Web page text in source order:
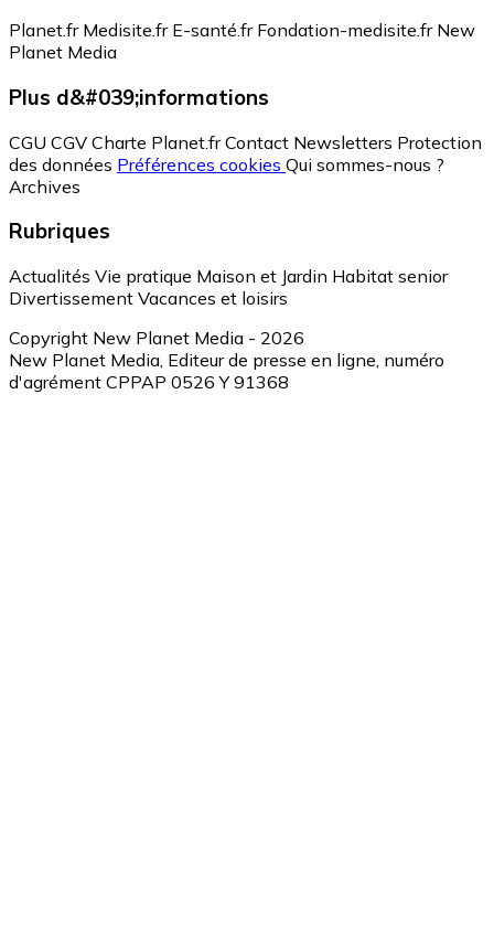
Planet.fr Medisite.fr E-santé.fr Fondation-medisite.fr New
Planet Media
Plus d&#039;informations
CGU CGV Charte Planet.fr Contact Newsletters Protection
des données Préférences cookies Qui sommes-nous ?
Archives
Rubriques
Actualités Vie pratique Maison et Jardin Habitat senior
Divertissement Vacances et loisirs
Copyright New Planet Media - 2026
New Planet Media, Editeur de presse en ligne, numéro
d'agrément CPPAP 0526 Y 91368